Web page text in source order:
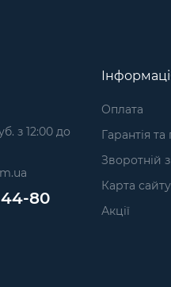
з 12:00 до
44-80
Оплата
Гарантія
Зворотній
Карта сайту
Акції